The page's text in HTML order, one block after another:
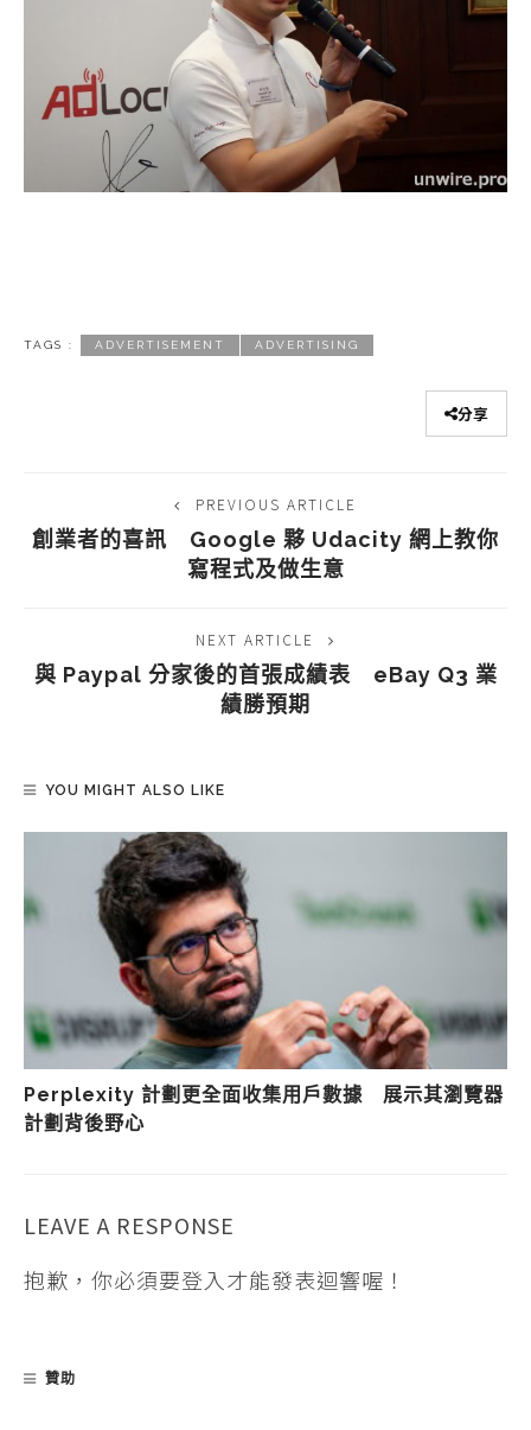
TAGS : ADVERTISEMENT ADVERTISING
分享
PREVIOUS ARTICLE
創業者的喜訊 Google 夥 Udacity 網上教你
寫程式及做生意
NEXT ARTICLE
與 Paypal 分家後的首張成績表 eBay Q3 業
績勝預期
YOU MIGHT ALSO LIKE
Perplexity 計劃更全面收集用戶數據 展示其瀏覽器
計劃背後野心
LEAVE A RESPONSE
抱歉，你必須要登入才能發表迴響喔！
贊助